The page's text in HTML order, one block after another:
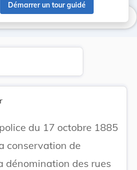
Démarrer un tour guidé
du 17 octobre 1885
conservation de
dénomination des rues